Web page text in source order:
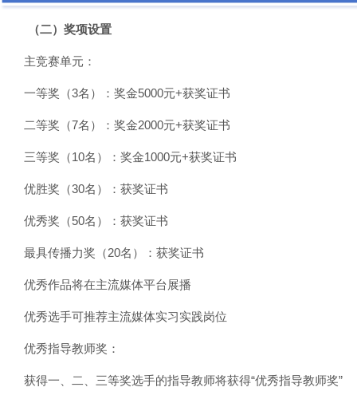
（二）奖项设置
主竞赛单元：
一等奖（3名）：奖金5000元+获奖证书
二等奖（7名）：奖金2000元+获奖证书
三等奖（10名）：奖金1000元+获奖证书
优胜奖（30名）：获奖证书
优秀奖（50名）：获奖证书
最具传播力奖（20名）：获奖证书
优秀作品将在主流媒体平台展播
优秀选手可推荐主流媒体实习实践岗位
优秀指导教师奖：
获得一、二、三等奖选手的指导教师将获得“优秀指导教师奖”